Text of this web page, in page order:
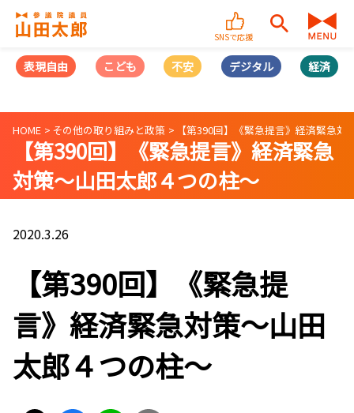
SNSで応援
表現自由 こども 不安 デジタル 経済
HOME その他の取り組みと政策 【第390回】《緊急提言》経済緊急
【第390回】《緊急提言》経済緊急
対策～山田太郎４つの柱～
2020.3.26
【第390回】《緊急提
言》経済緊急対策～山田
太郎４つの柱～